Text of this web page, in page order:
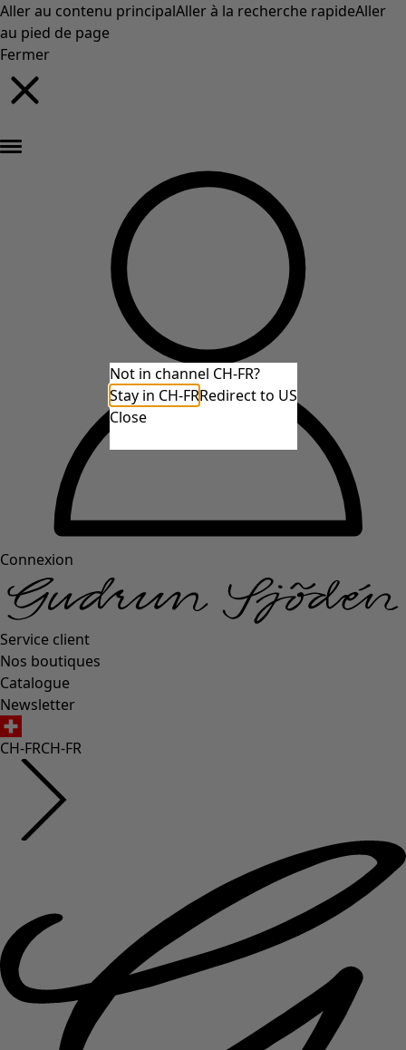
Aller au contenu principalAller à la recherche rapideAller
au pied de page
Fermer
Connexion
Service client
Nos boutiques
Catalogue
Newsletter
CH-FRCH-FR
Not in channel CH-FR?
Stay in CH-FRRedirect to US
Close